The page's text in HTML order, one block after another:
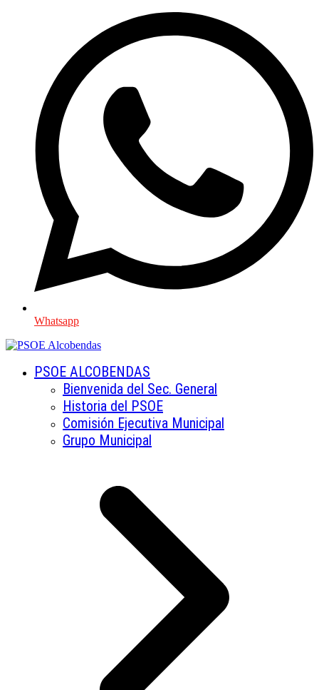
Whatsapp
PSOE ALCOBENDAS
Bienvenida del Sec. General
Historia del PSOE
Comisión Ejecutiva Municipal
Grupo Municipal